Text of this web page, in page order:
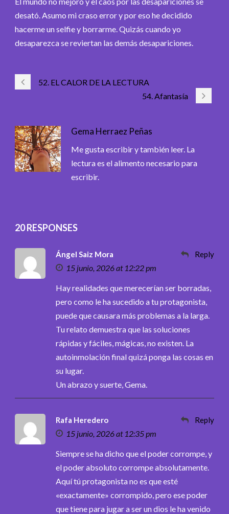
desató. Asumo mi craso error y por eso he decidido
hacerme un selfie y borrarme. Quizás cuando yo
desaparezca se reviertan las demás desapariciones.
52. EL CALOR DE LA LECTURA
54. Afantasía
Gema Herraez Peñas
Me gusta escribir y también leer. La
lectura es el alimento necesario para
escribir.
20 RESPONSES
Ángel Saiz Mora
15 junio, 2026 at 12:22 pm
Reply
Hay realidades que merecerían ser borradas,
pero como le ha sucedido a tu protagonista,
puede que causara más problemas a la larga.
Tu relato demuestra que las soluciones
rápidas y fáciles, mágicas, no existen. La
autoinmolación final quizá ponga las cosas en
su lugar.
Un abrazo y suerte, Gema.
Rafa Heredero
15 junio, 2026 at 12:35 pm
Reply
Siempre se ha dicho que el poder corrompe, y
el poder absoluto corrompe absolutamente.
Aquí tú protagonista no es que esté
«exactamente» corrompido, pero ese poder
que tiene para jugar a ser un dios le ha venido